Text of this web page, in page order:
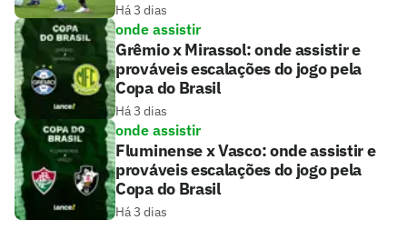
Há 3 dias
onde assistir
Grêmio x Mirassol: onde assistir e
prováveis escalações do jogo pela
Copa do Brasil
Há 3 dias
onde assistir
Fluminense x Vasco: onde assistir e
prováveis escalações do jogo pela
Copa do Brasil
Há 3 dias